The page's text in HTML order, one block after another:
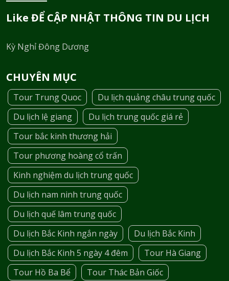
Like ĐỂ CẬP NHẬT THÔNG TIN DU LỊCH
Kỳ Nghỉ Đông Dương
CHUYÊN MỤC
Tour Trung Quoc
Du lịch quảng châu trung quốc
Du lịch lệ giang
Du lịch trung quốc giá rẻ
Tour bắc kinh thương hải
Tour phương hoàng cổ trấn
Kinh nghiệm du lịch trung quốc
Du lịch nam ninh trung quốc
Du lịch quế lâm trung quốc
Du lịch Bắc Kinh ngắn ngày
Du lịch Bắc Kinh
Du lịch Bắc Kinh 5 ngày 4 đêm
Tour Hà Giang
Tour Hồ Ba Bể
Tour Thác Bản Giốc